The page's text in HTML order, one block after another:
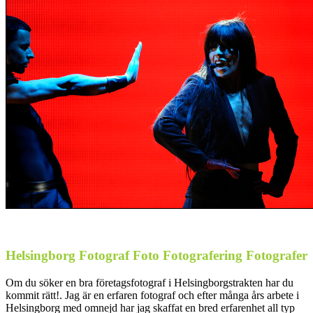
Helsingborg Fotograf Foto Fotografering Fotografer
Om du söker en bra företagsfotograf i Helsingborgstrakten har du
kommit rätt!. Jag är en erfaren fotograf och efter många års arbete i
Helsingborg med omnejd har jag skaffat en bred erfarenhet all typ